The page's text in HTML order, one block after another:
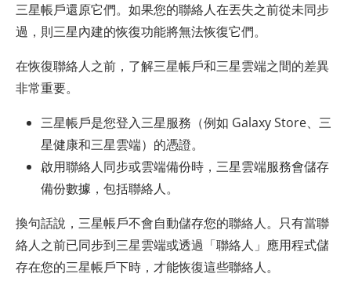
三星帳戶還原它們。如果您的聯絡人在丟失之前從未同步
過，則三星內建的恢復功能將無法恢復它們。
在恢復聯絡人之前，了解三星帳戶和三星雲端之間的差異
非常重要。
三星帳戶是您登入三星服務（例如 Galaxy Store、三
星健康和三星雲端）的憑證。
啟用聯絡人同步或雲端備份時，三星雲端服務會儲存
備份數據，包括聯絡人。
換句話說，三星帳戶不會自動儲存您的聯絡人。只有當聯
絡人之前已同步到三星雲端或透過「聯絡人」應用程式儲
存在您的三星帳戶下時，才能恢復這些聯絡人。